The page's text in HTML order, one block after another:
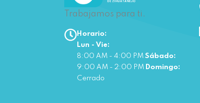
Trabajamos para ti.
Horario:
Lun - Vie:
8:00 AM - 4:00 PM Sábado:
9:00 AM - 2:00 PM Domingo:
Cerrado